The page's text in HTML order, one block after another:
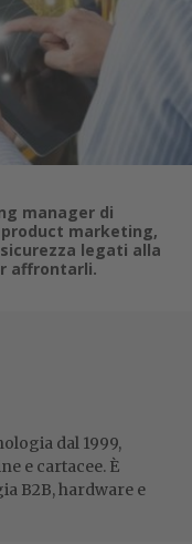
manager di
product marketing,
legati alla
affrontarli.
dal 1999,
e cartacee. È
B2B, hardware e